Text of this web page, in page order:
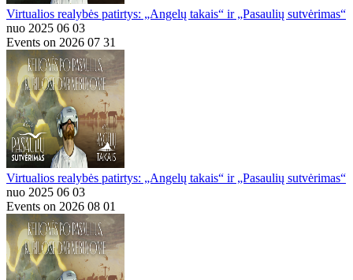
Virtualios realybės patirtys: „Angelų takais“ ir „Pasaulių sutvėrimas“
nuo 2025 06 03
Events on 2026 07 31
Virtualios realybės patirtys: „Angelų takais“ ir „Pasaulių sutvėrimas“
nuo 2025 06 03
Events on 2026 08 01